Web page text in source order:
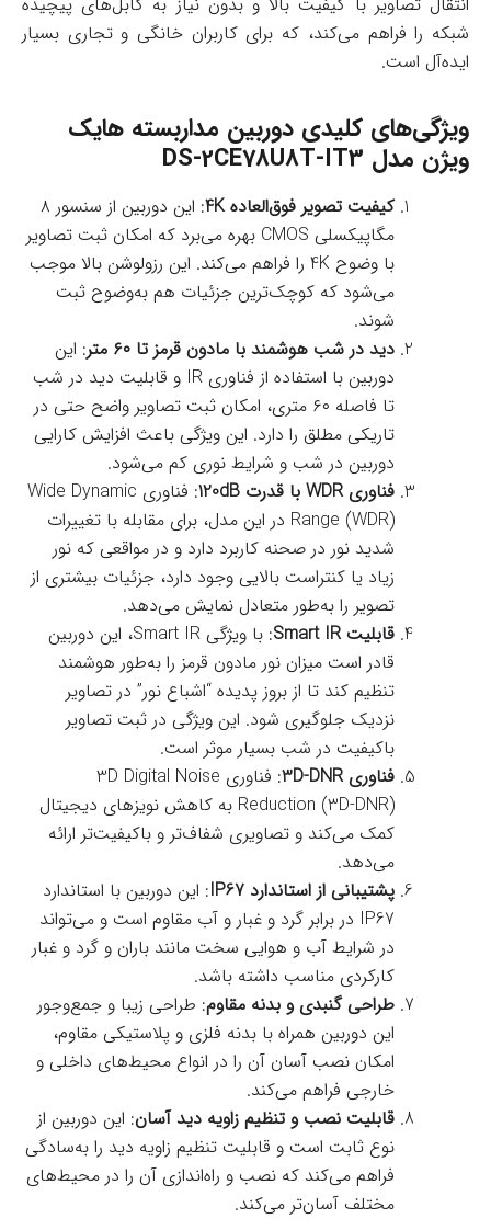
شبکه را فراهم می‌کند، که برای کاربران خانگی و تجاری بسیار
ایده‌آل است.
ویژگی‌های کلیدی دوربین مداربسته هایک
ویژن مدل DS-2CE78U8T-IT3
کیفیت تصویر فوق‌العاده 4K
: این دوربین از سنسور ۸
مگاپیکسلی CMOS بهره می‌برد که امکان ثبت تصاویر
با وضوح 4K را فراهم می‌کند. این رزولوشن بالا موجب
می‌شود که کوچک‌ترین جزئیات هم به‌وضوح ثبت
شوند.
دید در شب هوشمند با مادون قرمز تا ۶۰ متر
: این
دوربین با استفاده از فناوری IR و قابلیت دید در شب
تا فاصله ۶۰ متری، امکان ثبت تصاویر واضح حتی در
تاریکی مطلق را دارد. این ویژگی باعث افزایش کارایی
دوربین در شب و شرایط نوری کم می‌شود.
فناوری WDR با قدرت 120dB
: فناوری Wide Dynamic
Range (WDR) در این مدل، برای مقابله با تغییرات
شدید نور در صحنه کاربرد دارد و در مواقعی که نور
زیاد یا کنتراست بالایی وجود دارد، جزئیات بیشتری از
تصویر را به‌طور متعادل نمایش می‌دهد.
قابلیت Smart IR
: با ویژگی Smart IR، این دوربین
قادر است میزان نور مادون قرمز را به‌طور هوشمند
تنظیم کند تا از بروز پدیده “اشباع نور” در تصاویر
نزدیک جلوگیری شود. این ویژگی در ثبت تصاویر
باکیفیت در شب بسیار موثر است.
فناوری 3D-DNR
: فناوری 3D Digital Noise
Reduction (3D-DNR) به کاهش نویزهای دیجیتال
کمک می‌کند و تصاویری شفاف‌تر و باکیفیت‌تر ارائه
می‌دهد.
پشتیبانی از استاندارد IP67
: این دوربین با استاندارد
IP67 در برابر گرد و غبار و آب مقاوم است و می‌تواند
در شرایط آب و هوایی سخت مانند باران و گرد و غبار
کارکردی مناسب داشته باشد.
طراحی گنبدی و بدنه مقاوم: طراحی زیبا و جمع‌وجور
این دوربین همراه با بدنه فلزی و پلاستیکی مقاوم،
امکان نصب آسان آن را در انواع محیط‌های داخلی و
خارجی فراهم می‌کند.
قابلیت نصب و تنظیم زاویه دید آسان: این دوربین از
نوع ثابت است و قابلیت تنظیم زاویه دید را به‌سادگی
فراهم می‌کند که نصب و راه‌اندازی آن را در محیط‌های
مختلف آسان‌تر می‌کند.